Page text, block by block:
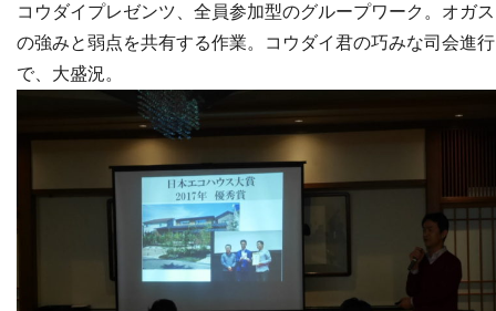
コウダイプレゼンツ、全員参加型のグループワーク。オガ
の強みと弱点を共有する作業。コウダイ君の巧みな司会進行
で、大盛況。